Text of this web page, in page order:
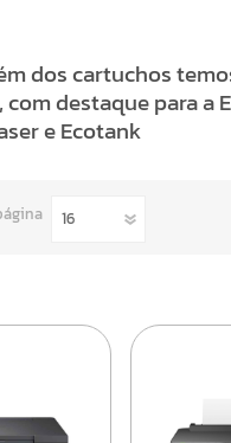
dos cartuchos
destaque para a
e Ecotank